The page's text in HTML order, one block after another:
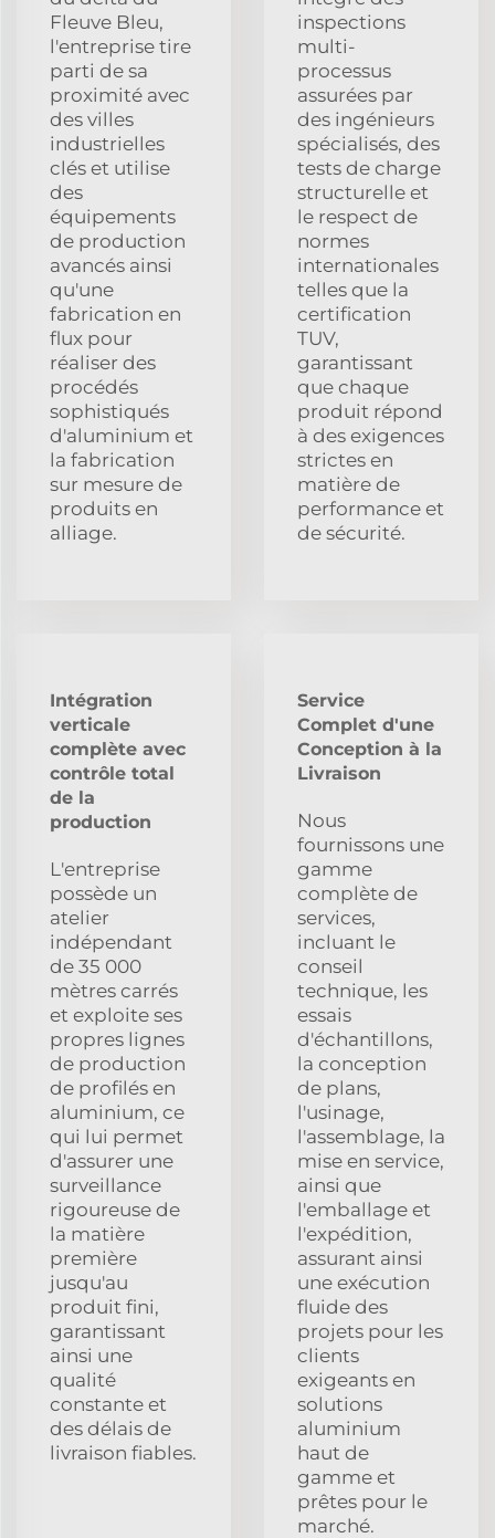
Fleuve Bleu,
l'entreprise tire
parti de sa
proximité avec
des villes
industrielles
clés et utilise
des
équipements
de production
avancés ainsi
qu'une
fabrication en
flux pour
réaliser des
procédés
sophistiqués
d'aluminium et
la fabrication
sur mesure de
produits en
alliage.
inspections
multi-
processus
assurées par
des ingénieurs
spécialisés, des
tests de charge
structurelle et
le respect de
normes
internationales
telles que la
certification
TUV,
garantissant
que chaque
produit répond
à des exigences
strictes en
matière de
performance et
de sécurité.
Intégration
verticale
complète avec
contrôle total
de la
production
L'entreprise
possède un
atelier
indépendant
de 35 000
mètres carrés
et exploite ses
propres lignes
de production
de profilés en
aluminium, ce
qui lui permet
d'assurer une
surveillance
rigoureuse de
la matière
première
jusqu'au
produit fini,
garantissant
ainsi une
qualité
constante et
des délais de
livraison fiables.
Service
Complet d'une
Conception à la
Livraison
Nous
fournissons une
gamme
complète de
services,
incluant le
conseil
technique, les
essais
d'échantillons,
la conception
de plans,
l'usinage,
l'assemblage, la
mise en service,
ainsi que
l'emballage et
l'expédition,
assurant ainsi
une exécution
fluide des
projets pour les
clients
exigeants en
solutions
aluminium
haut de
gamme et
prêtes pour le
marché.